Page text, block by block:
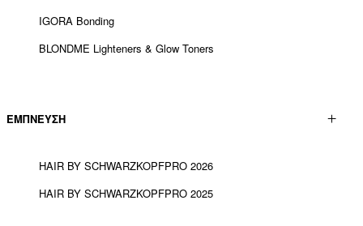
IGORA Bonding
BLONDME Lighteners & Glow Toners
ΕΜΠΝΕΥΣΗ
HAIR BY SCHWARZKOPFPRO 2026
HAIR BY SCHWARZKOPFPRO 2025